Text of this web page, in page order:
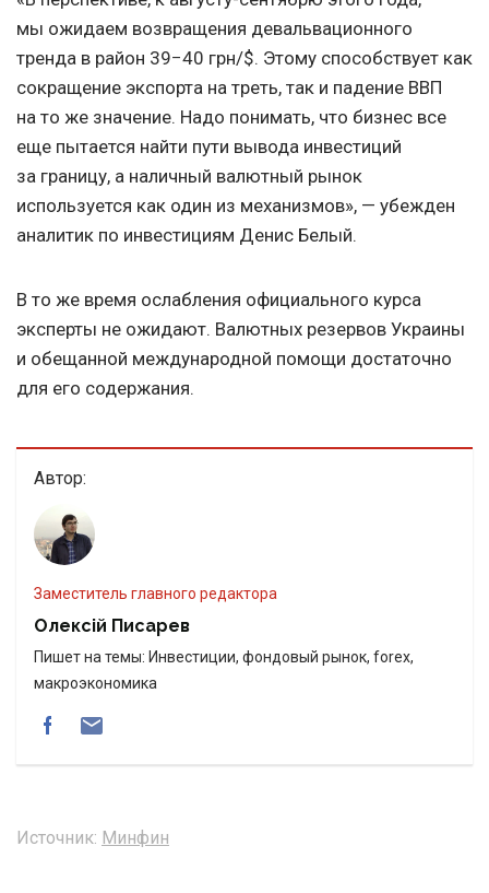
мы ожидаем возвращения девальвационного
тренда в район 39−40 грн/$. Этому способствует как
сокращение экспорта на треть, так и падение ВВП
на то же значение. Надо понимать, что бизнес все
еще пытается найти пути вывода инвестиций
за границу, а наличный валютный рынок
используется как один из механизмов», — убежден
аналитик по инвестициям Денис Белый.
В то же время ослабления официального курса
эксперты не ожидают. Валютных резервов Украины
и обещанной международной помощи достаточно
для его содержания.
Автор:
Заместитель главного редактора
Олексій Писарев
Пишет на темы: Инвестиции, фондовый рынок, forex,
макроэкономика
Источник: Минфин